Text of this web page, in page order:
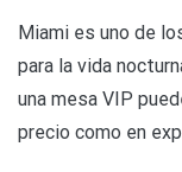
Miami es uno de
para la vida
una mesa VIP
precio como en